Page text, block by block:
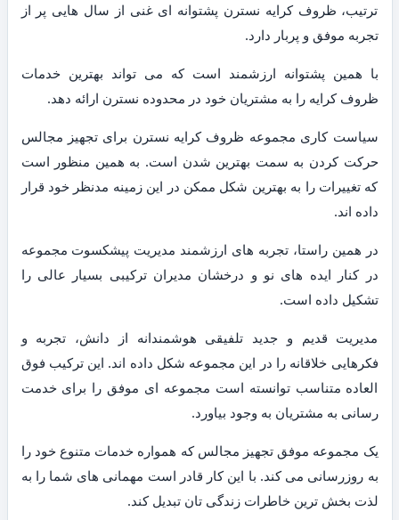
ترتیب، ظروف کرایه نسترن پشتوانه ای غنی از سال هایی پر از
تجربه موفق و پربار دارد.
با همین پشتوانه ارزشمند است که می تواند بهترین خدمات
ظروف کرایه را به مشتریان خود در محدوده نسترن ارائه دهد.
سیاست کاری مجموعه ظروف کرایه نسترن برای تجهیز مجالس
حرکت کردن به سمت بهترین شدن است. به همین منظور است
که تغییرات را به بهترین شکل ممکن در این زمینه مدنظر خود قرار
داده اند.
در همین راستا، تجربه های ارزشمند مدیریت پیشکسوت مجموعه
در کنار ایده های نو و درخشان مدیران ترکیبی بسیار عالی را
تشکیل داده است.
مدیریت قدیم و جدید تلفیقی هوشمندانه از دانش، تجربه و
فکرهایی خلاقانه را در این مجموعه شکل داده اند. این ترکیب فوق
العاده متناسب توانسته است مجموعه ای موفق را برای خدمت
رسانی به مشتریان به وجود بیاورد.
یک مجموعه موفق تجهیز مجالس که همواره خدمات متنوع خود را
به روزرسانی می کند. با این کار قادر است مهمانی های شما را به
لذت بخش ترین خاطرات زندگی تان تبدیل کند.